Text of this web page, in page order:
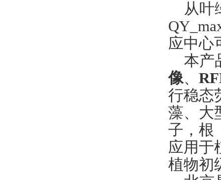
从叶
应中心
本产
像、
行稳态
藻、大
子，根
应用于
植物初